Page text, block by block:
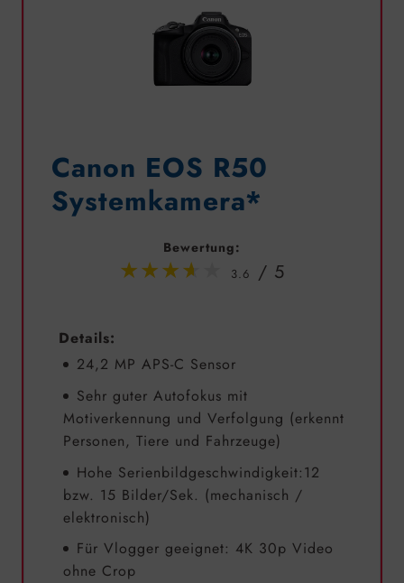
Canon EOS R50
Systemkamera*
Bewertung:
3.6
Details:
24,2 MP APS-C Sensor
Sehr guter Autofokus mit
Motiverkennung und Verfolgung (erkennt
Personen, Tiere und Fahrzeuge)
Hohe Serienbildgeschwindigkeit:12
bzw. 15 Bilder/Sek. (mechanisch /
elektronisch)
Für Vlogger geeignet: 4K 30p Video
ohne Crop